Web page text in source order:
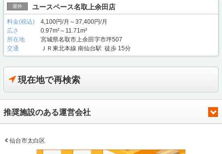
屋外 ユースペース名取上余田店
料金(税込)
4,100円/月～37,400円/月
広さ
0.97m²～11.71m²
所在地
宮城県名取市上余田字市坪507
交通
ＪＲ東北本線 南仙台駅 徒歩 15分
現在地で再検索
推奨施設のある運営会社
仙台市太白区